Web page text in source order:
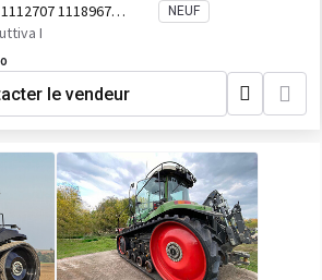
1112707 1118967
1515052 1544778
NEUF
I
le vendeur